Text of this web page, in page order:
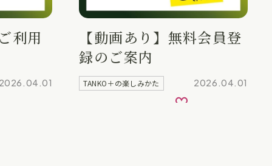
利用
【動画あり】無料会員登
録のご案内
TANKO＋の楽しみかた 2026.04.01
お気に入り